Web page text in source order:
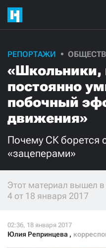
РЕПОРТАЖИ
«Школьники,
постоянно
побочный
движения»
Почему СК борется
«зацеперами»
Этот материал вышел
4 от 18 января 2017
Юлия Репринцева ,
нашу
Ежемесячно
3000
500
СТАТЬ